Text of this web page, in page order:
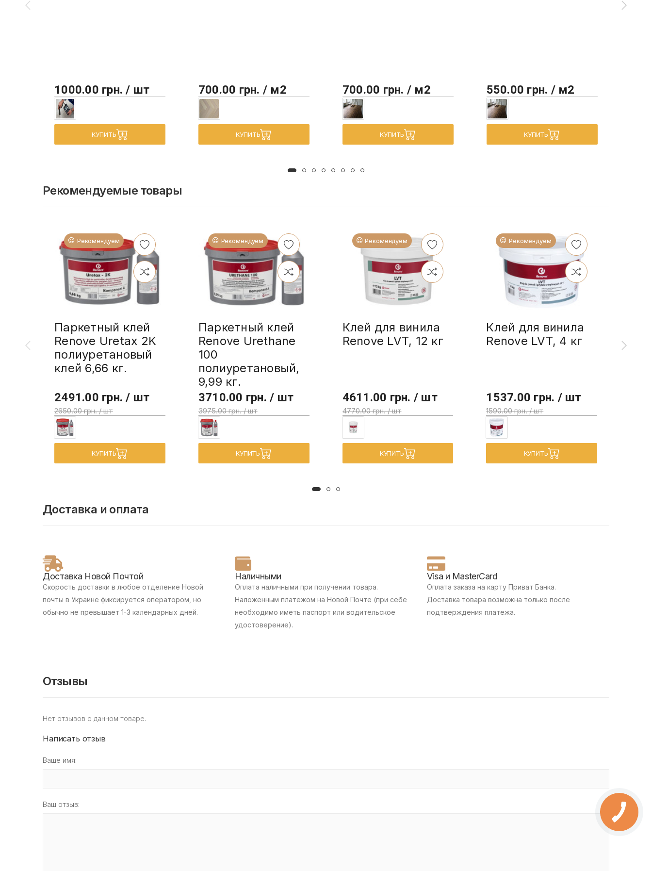
1000.00 грн. / шт
КУПИТЬ
700.00 грн. / м2
КУПИТЬ
700.00 грн. / м2
КУПИТЬ
550.00 грн. / м2
КУПИТЬ
Рекомендуемые товары
Рекомендуем
Паркетный клей
Renove Uretax 2K
полиуретановый
клей 6,66 кг.
2491.00 грн. / шт
2650.00 грн. / шт
КУПИТЬ
Рекомендуем
Паркетный клей
Renove Urethane
100
полиуретановый,
9,99 кг.
3710.00 грн. / шт
3975.00 грн. / шт
КУПИТЬ
Рекомендуем
Клей для винила
Renove LVT, 12 кг
4611.00 грн. / шт
4770.00 грн. / шт
КУПИТЬ
Рекомендуем
Клей для винила
Renove LVT, 4 кг
1537.00 грн. / шт
1590.00 грн. / шт
КУПИТЬ
Доставка и оплата
Доставка Новой Почтой
Скорость доставки в любое отделение Новой
почты в Украине фиксируется оператором, но
обычно не превышает 1-3 календарных дней.
Наличными
Оплата наличными при получении товара.
Наложенным платежом на Новой Почте (при себе
необходимо иметь паспорт или водительское
удостоверение).
Visa и MasterCard
Оплата заказа на карту Приват Банка.
Доставка товара возможна только после
подтверждения платежа.
Отзывы
Нет отзывов о данном товаре.
Написать отзыв
Ваше имя:
Ваш отзыв: